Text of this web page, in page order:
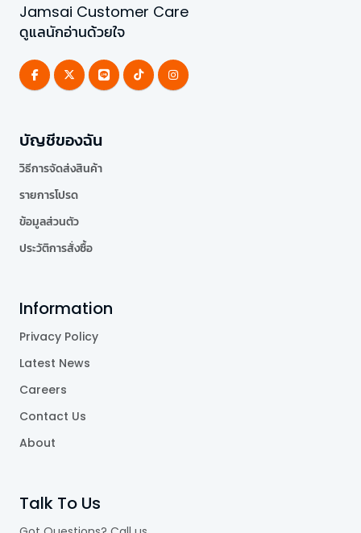
Jamsai Customer Care
ดูแลนักอ่านด้วยใจ
บัญชีของฉัน
วิธีการจัดส่งสินค้า
รายการโปรด
ข้อมูลส่วนตัว
ประวัติการสั่งซื้อ
Information
Privacy Policy
Latest News
Careers
Contact Us
About
Talk To Us